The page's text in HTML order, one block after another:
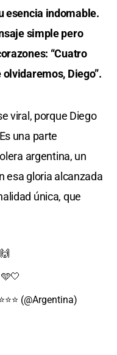
esencia indomable.
simple pero
“Cuatro
Diego”.
viral, porque Diego
una parte
argentina, un
esa gloria alcanzada
única, que
(@Argentina)